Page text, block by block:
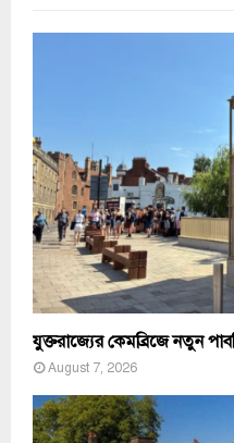
যুক্তরাজ্যের কেমব্রিজে নতুন
August 7, 2026